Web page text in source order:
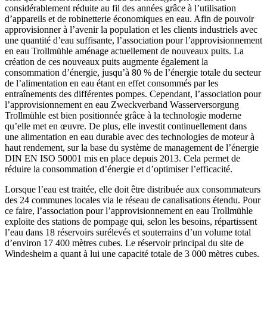
considérablement réduite au fil des années grâce à l’utilisation
d’appareils et de robinetterie économiques en eau. Afin de pouvoir
approvisionner à l’avenir la population et les clients industriels avec
une quantité d’eau suffisante, l’association pour l’approvisionnement
en eau Trollmühle aménage actuellement de nouveaux puits. La
création de ces nouveaux puits augmente également la
consommation d’énergie, jusqu’à 80 % de l’énergie totale du secteur
de l’alimentation en eau étant en effet consommés par les
entraînements des différentes pompes. Cependant, l’association pour
l’approvisionnement en eau Zweckverband Wasserversorgung
Trollmühle est bien positionnée grâce à la technologie moderne
qu’elle met en œuvre. De plus, elle investit continuellement dans
une alimentation en eau durable avec des technologies de moteur à
haut rendement, sur la base du système de management de l’énergie
DIN EN ISO 50001 mis en place depuis 2013. Cela permet de
réduire la consommation d’énergie et d’optimiser l’efficacité.
Lorsque l’eau est traitée, elle doit être distribuée aux consommateurs
des 24 communes locales via le réseau de canalisations étendu. Pour
ce faire, l’association pour l’approvisionnement en eau Trollmühle
exploite des stations de pompage qui, selon les besoins, répartissent
l’eau dans 18 réservoirs surélevés et souterrains d’un volume total
d’environ 17 400 mètres cubes. Le réservoir principal du site de
Windesheim a quant à lui une capacité totale de 3 000 mètres cubes.